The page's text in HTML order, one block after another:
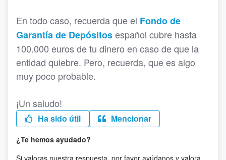
En todo caso, recuerda que el Fondo de
Garantía de Depósitosespañol cubre hasta
100.000 euros de tu dinero en caso de que la
entidad quiebre. Pero, recuerda, que es algo
muy poco probable.
¡Un saludo!
Ha sido útil Mencionar
¿Te hemos ayudado?
Si valoras nuestra respuesta, por favor ayúdanos y valora